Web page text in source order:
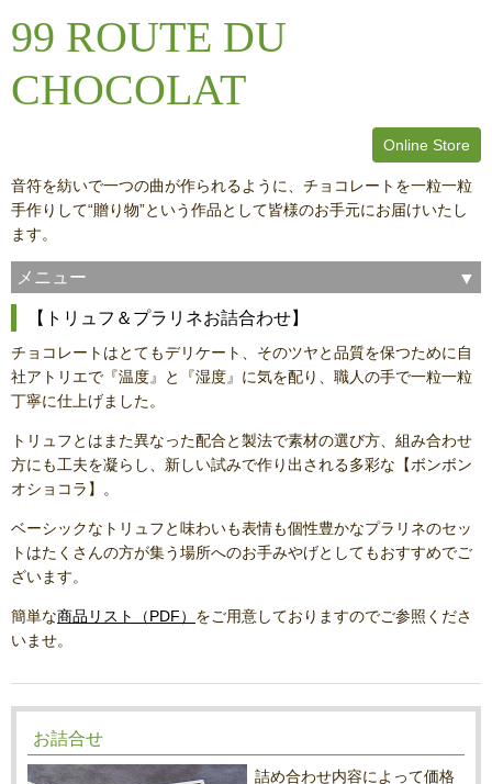
99 ROUTE DU
CHOCOLAT
Online Store
音符を紡いで一つの曲が作られるように、チョコレートを一粒一粒
手作りして“贈り物”という作品として皆様のお手元にお届けいたし
ます。
メニュー
【トリュフ＆プラリネお詰合わせ】
チョコレートはとてもデリケート、そのツヤと品質を保つために自
社アトリエで『温度』と『湿度』に気を配り、職人の手で一粒一粒
丁寧に仕上げました。
トリュフとはまた異なった配合と製法で素材の選び方、組み合わせ
方にも工夫を凝らし、新しい試みで作り出される多彩な【ボンボン
オショコラ】。
ベーシックなトリュフと味わいも表情も個性豊かなプラリネのセッ
トはたくさんの方が集う場所へのお手みやげとしてもおすすめでご
ざいます。
簡単な商品リスト（PDF） をご用意しておりますのでご参照くださ
いませ。
お詰合せ
詰め合わせ内容によって価格